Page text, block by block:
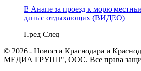
В Анапе за проезд к морю
дань с отдыхающих (ВИДЕО)
Пред След
© 2026 - Новости Краснодара и
МЕДИА ГРУПП", ООО. Все права